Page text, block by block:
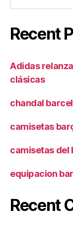
Recent
Adidas
clásicas
chandal
camisetas
camisetas del
equipacion
Recent